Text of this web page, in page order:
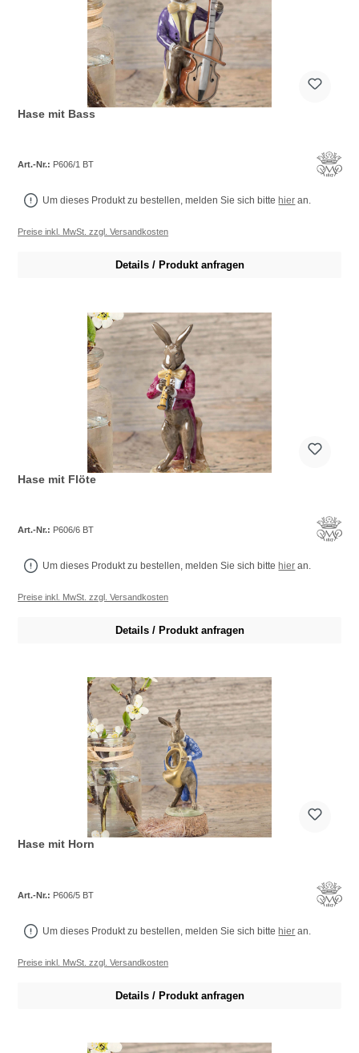
Hase mit Bass
Art.-Nr.: P606/1 BT
Um dieses Produkt zu bestellen, melden Sie sich bitte hier an.
Preise inkl. MwSt. zzgl. Versandkosten
Details / Produkt anfragen
Hase mit Flöte
Art.-Nr.: P606/6 BT
Um dieses Produkt zu bestellen, melden Sie sich bitte hier an.
Preise inkl. MwSt. zzgl. Versandkosten
Details / Produkt anfragen
Hase mit Horn
Art.-Nr.: P606/5 BT
Um dieses Produkt zu bestellen, melden Sie sich bittehier an.
Preise inkl. MwSt. zzgl. Versandkosten
Details / Produkt anfragen